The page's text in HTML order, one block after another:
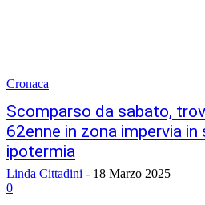
Cronaca
Scomparso da sabato,
62enne in zona impervia
ipotermia
Linda Cittadini - 18 Marzo 2025
0